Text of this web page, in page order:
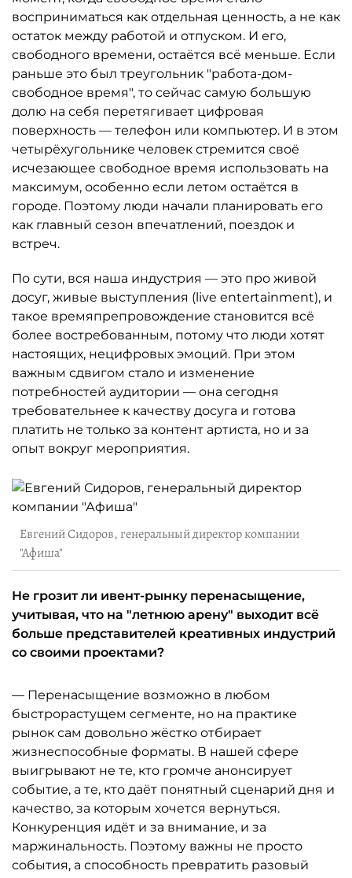
восприниматься как отдельная ценность, а не как
остаток между работой и отпуском. И его,
свободного времени, остаётся всё меньше. Если
раньше это был треугольник "работа-дом-
свободное время", то сейчас самую большую
долю на себя перетягивает цифровая
поверхность — телефон или компьютер. И в этом
четырёхугольнике человек стремится своё
исчезающее свободное время использовать на
максимум, особенно если летом остаётся в
городе. Поэтому люди начали планировать его
как главный сезон впечатлений, поездок и
встреч.
По сути, вся наша индустрия — это про живой
досуг, живые выступления (live entertainment), и
такое времяпрепровождение становится всё
более востребованным, потому что люди хотят
настоящих, нецифровых эмоций. При этом
важным сдвигом стало и изменение
потребностей аудитории — она сегодня
требовательнее к качеству досуга и готова
платить не только за контент артиста, но и за
опыт вокруг мероприятия.
Евгений Сидоров, генеральный директор компании
"Афиша"
Не грозит ли ивент-рынку перенасыщение,
учитывая, что на "летнюю арену" выходит всё
больше представителей креативных индустрий
со своими проектами?
— Перенасыщение возможно в любом
быстрорастущем сегменте, но на практике
рынок сам довольно жёстко отбирает
жизнеспособные форматы. В нашей сфере
выигрывают не те, кто громче анонсирует
событие, а те, кто даёт понятный сценарий дня и
качество, за которым хочется вернуться.
Конкуренция идёт и за внимание, и за
маржинальность. Поэтому важны не просто
события, а способность превратить разовый